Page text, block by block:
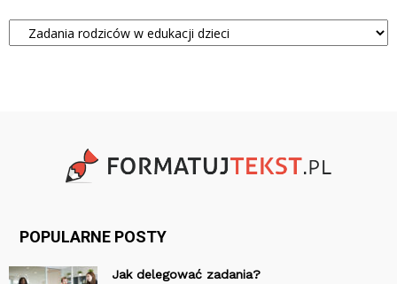
Kategorie
POPULARNE POSTY
Jak delegować zadania?